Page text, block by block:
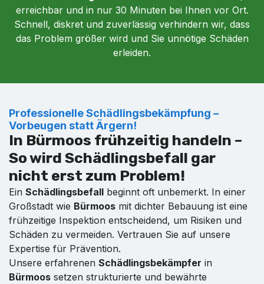
erreichbar und in nur 30 Minuten bei Ihnen vor Ort.
Schnell, diskret und zuverlässig verhindern wir, dass
das Problem größer wird und Sie unnötige Schäden
erleiden.
Professionelle Schädlingsbekämpfung –
Vorbeugen statt Ärgern!
In Bürmoos frühzeitig handeln –
So wird Schädlingsbefall gar
nicht erst zum Problem!
Ein Schädlingsbefall beginnt oft unbemerkt. In einer
Großstadt wie Bürmoos mit dichter Bebauung ist eine
frühzeitige Inspektion entscheidend, um Risiken und
Schäden zu vermeiden. Vertrauen Sie auf unsere
Expertise für Prävention.
Unsere erfahrenen Schädlingsbekämpfer in
Bürmoos setzen strukturierte und bewährte